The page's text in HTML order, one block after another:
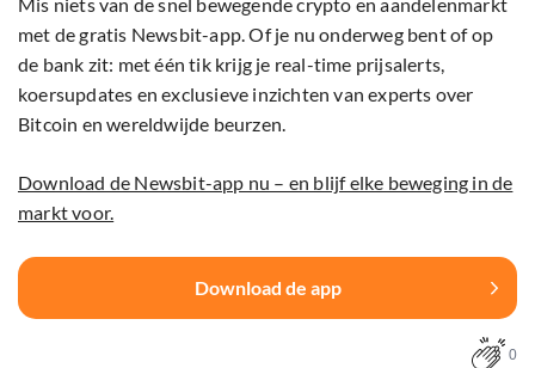
met de gratis Newsbit-app. Of je nu onderweg bent of op
de bank zit: met één tik krijg je real-time prijsalerts,
koersupdates en exclusieve inzichten van experts over
Bitcoin en wereldwijde beurzen.
Download de Newsbit-app nu – en blijf elke beweging in de
markt voor.
Download de app
0